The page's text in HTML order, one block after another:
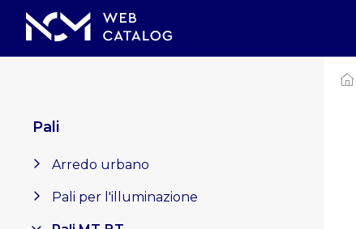
Pali
Arredo urbano
Pali per l'illuminazione